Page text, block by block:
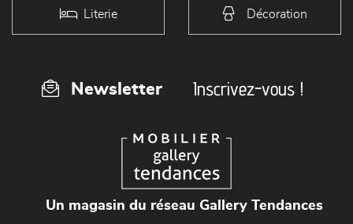
Literie Décoration
Newsletter Inscrivez-vous !
Un magasin du réseau Gallery Tendances